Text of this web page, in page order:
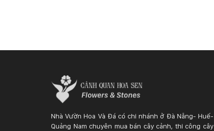
Nhà Vườn Hoa Và Đá có chi nhánh ở Đà Nẵng- Huế-
Quảng Nam chuyên mua bán cây cảnh, thi công cây